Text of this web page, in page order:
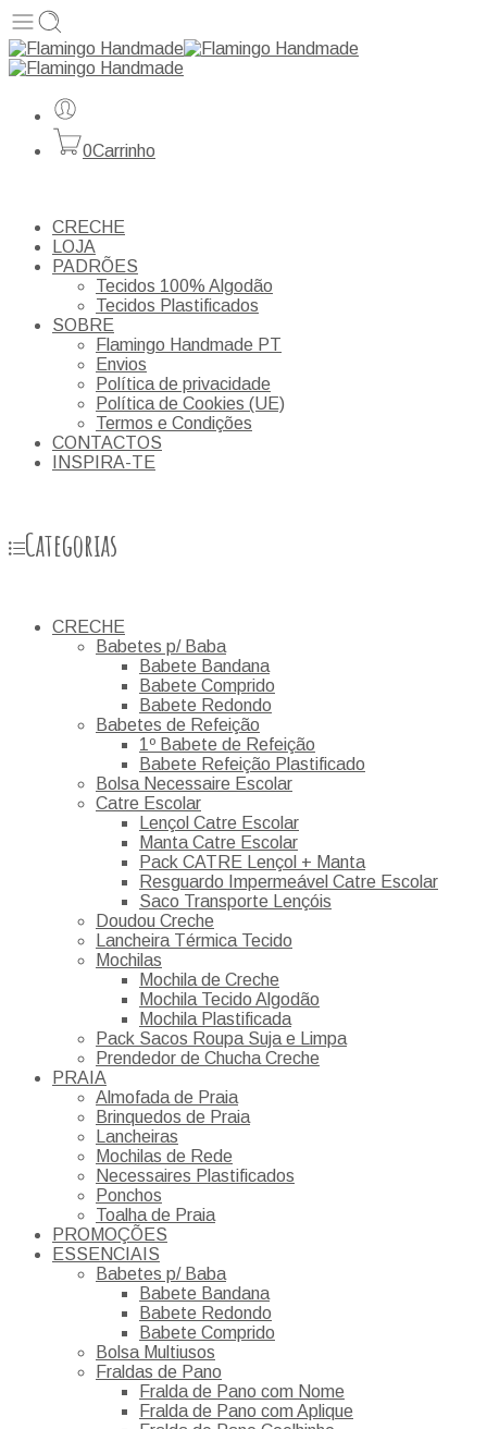
0Carrinho
CRECHE
LOJA
PADRÕES
Tecidos 100% Algodão
Tecidos Plastificados
SOBRE
Flamingo Handmade PT
Envios
Política de privacidade
Política de Cookies (UE)
Termos e Condições
CONTACTOS
INSPIRA-TE
Categorias
CRECHE
Babetes p/ Baba
Babete Bandana
Babete Comprido
Babete Redondo
Babetes de Refeição
1º Babete de Refeição
Babete Refeição Plastificado
Bolsa Necessaire Escolar
Catre Escolar
Lençol Catre Escolar
Manta Catre Escolar
Pack CATRE Lençol + Manta
Resguardo Impermeável Catre Escolar
Saco Transporte Lençóis
Doudou Creche
Lancheira Térmica Tecido
Mochilas
Mochila de Creche
Mochila Tecido Algodão
Mochila Plastificada
Pack Sacos Roupa Suja e Limpa
Prendedor de Chucha Creche
PRAIA
Almofada de Praia
Brinquedos de Praia
Lancheiras
Mochilas de Rede
Necessaires Plastificados
Ponchos
Toalha de Praia
PROMOÇÕES
ESSENCIAIS
Babetes p/ Baba
Babete Bandana
Babete Redondo
Babete Comprido
Bolsa Multiusos
Fraldas de Pano
Fralda de Pano com Nome
Fralda de Pano com Aplique